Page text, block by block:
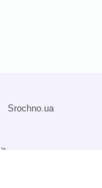
Srochno.ua
»